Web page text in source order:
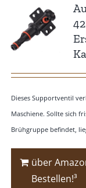
Dieses Supportventil
Maschiene. Sollte sich
Brühgruppe befindet,
über
Bestellen!³